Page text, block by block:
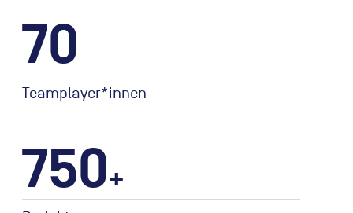
70
Teamplayer*innen
750+